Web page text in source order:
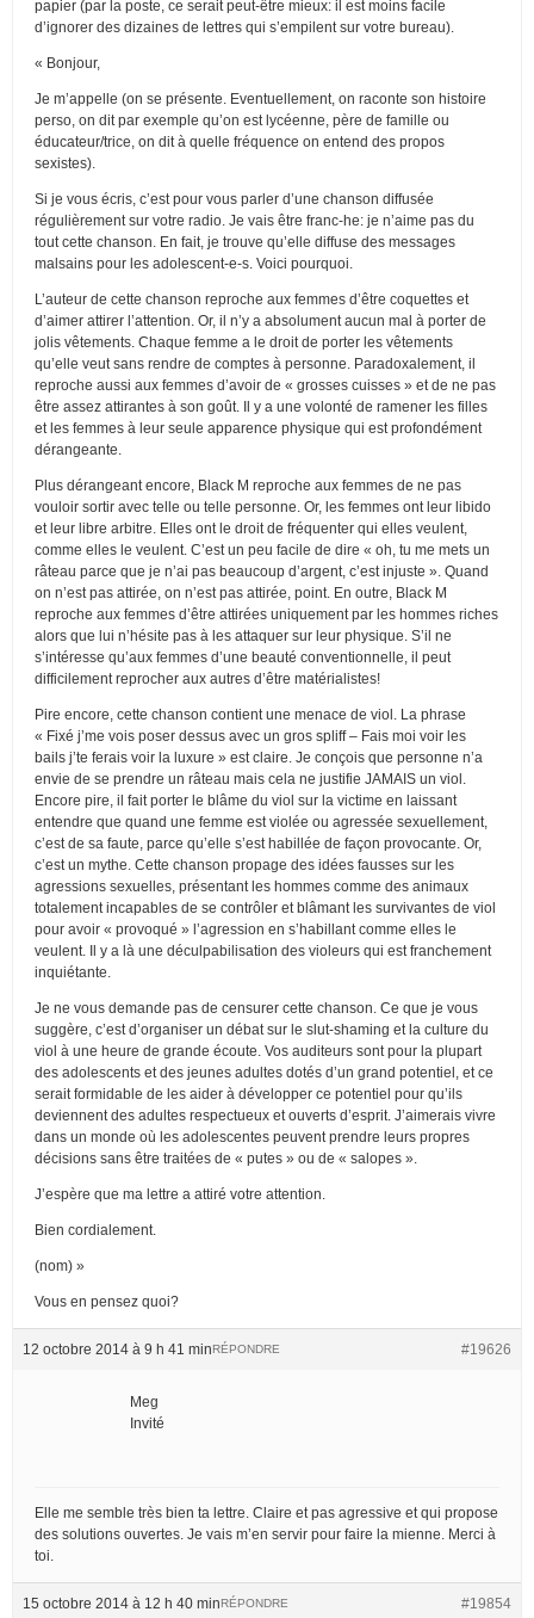
papier (par la poste, ce serait peut-être mieux: il est moins facile
d’ignorer des dizaines de lettres qui s’empilent sur votre bureau).
« Bonjour,
Je m’appelle (on se présente. Eventuellement, on raconte son histoire
perso, on dit par exemple qu’on est lycéenne, père de famille ou
éducateur/trice, on dit à quelle fréquence on entend des propos
sexistes).
Si je vous écris, c’est pour vous parler d’une chanson diffusée
régulièrement sur votre radio. Je vais être franc-he: je n’aime pas du
tout cette chanson. En fait, je trouve qu’elle diffuse des messages
malsains pour les adolescent-e-s. Voici pourquoi.
L’auteur de cette chanson reproche aux femmes d’être coquettes et
d’aimer attirer l’attention. Or, il n’y a absolument aucun mal à porter de
jolis vêtements. Chaque femme a le droit de porter les vêtements
qu’elle veut sans rendre de comptes à personne. Paradoxalement, il
reproche aussi aux femmes d’avoir de « grosses cuisses » et de ne pas
être assez attirantes à son goût. Il y a une volonté de ramener les filles
et les femmes à leur seule apparence physique qui est profondément
dérangeante.
Plus dérangeant encore, Black M reproche aux femmes de ne pas
vouloir sortir avec telle ou telle personne. Or, les femmes ont leur libido
et leur libre arbitre. Elles ont le droit de fréquenter qui elles veulent,
comme elles le veulent. C’est un peu facile de dire « oh, tu me mets un
râteau parce que je n’ai pas beaucoup d’argent, c’est injuste ». Quand
on n’est pas attirée, on n’est pas attirée, point. En outre, Black M
reproche aux femmes d’être attirées uniquement par les hommes riches
alors que lui n’hésite pas à les attaquer sur leur physique. S’il ne
s’intéresse qu’aux femmes d’une beauté conventionnelle, il peut
difficilement reprocher aux autres d’être matérialistes!
Pire encore, cette chanson contient une menace de viol. La phrase
« Fixé j’me vois poser dessus avec un gros spliff – Fais moi voir les
bails j’te ferais voir la luxure » est claire. Je conçois que personne n’a
envie de se prendre un râteau mais cela ne justifie JAMAIS un viol.
Encore pire, il fait porter le blâme du viol sur la victime en laissant
entendre que quand une femme est violée ou agressée sexuellement,
c’est de sa faute, parce qu’elle s’est habillée de façon provocante. Or,
c’est un mythe. Cette chanson propage des idées fausses sur les
agressions sexuelles, présentant les hommes comme des animaux
totalement incapables de se contrôler et blâmant les survivantes de viol
pour avoir « provoqué » l’agression en s’habillant comme elles le
veulent. Il y a là une déculpabilisation des violeurs qui est franchement
inquiétante.
Je ne vous demande pas de censurer cette chanson. Ce que je vous
suggère, c’est d’organiser un débat sur le slut-shaming et la culture du
viol à une heure de grande écoute. Vos auditeurs sont pour la plupart
des adolescents et des jeunes adultes dotés d’un grand potentiel, et ce
serait formidable de les aider à développer ce potentiel pour qu’ils
deviennent des adultes respectueux et ouverts d’esprit. J’aimerais vivre
dans un monde où les adolescentes peuvent prendre leurs propres
décisions sans être traitées de « putes » ou de « salopes ».
J’espère que ma lettre a attiré votre attention.
Bien cordialement.
(nom) »
Vous en pensez quoi?
12 octobre 2014 à 9 h 41 min #19626
RÉPONDRE
Meg
Invité
Elle me semble très bien ta lettre. Claire et pas agressive et qui propose
des solutions ouvertes. Je vais m’en servir pour faire la mienne. Merci à
toi.
15 octobre 2014 à 12 h 40 min #19854
RÉPONDRE